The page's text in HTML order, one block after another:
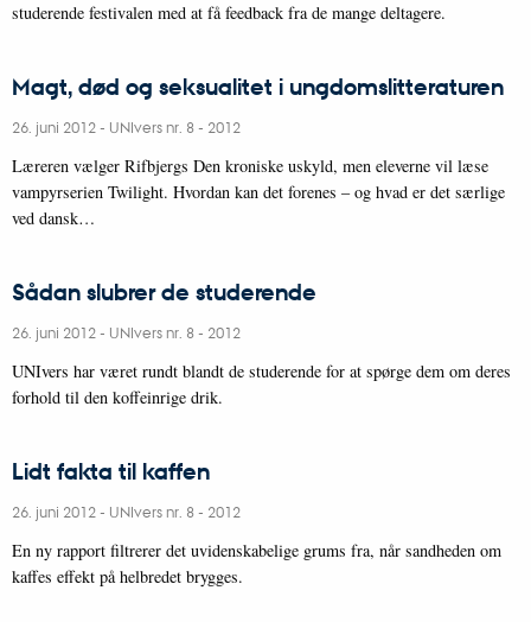
studerende festivalen med at få feedback fra de mange deltagere.
Magt, død og seksualitet i ungdomslitteraturen
26. juni 2012- UNIvers nr. 8 - 2012
Læreren vælger Rifbjergs Den kroniske uskyld, men eleverne vil læse
vampyrserien Twilight. Hvordan kan det forenes – og hvad er det særlige
ved dansk…
Sådan slubrer de studerende
26. juni 2012- UNIvers nr. 8 - 2012
UNIvers har været rundt blandt de studerende for at spørge dem om deres
forhold til den koffeinrige drik.
Lidt fakta til kaffen
26. juni 2012- UNIvers nr. 8 - 2012
En ny rapport filtrerer det uvidenskabelige grums fra, når sandheden om
kaffes effekt på helbredet brygges.